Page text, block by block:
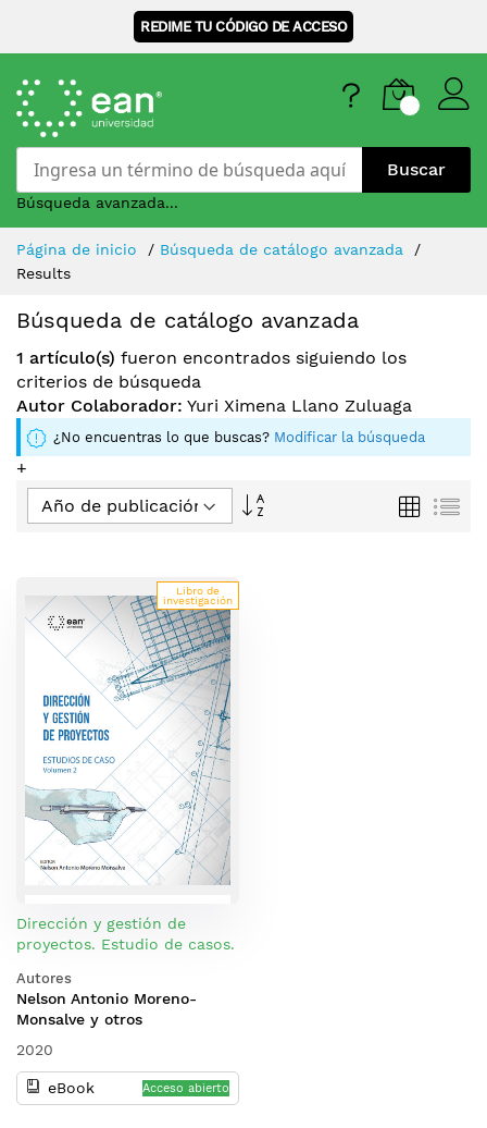
REDIME TU CÓDIGO DE ACCESO
Buscar
Búsqueda avanzada...
Skip
Content
Página de inicio
Búsqueda de catálogo avanzada
Results
Búsqueda de catálogo avanzada
1 artículo(s) fueron encontrados siguiendo los
criterios de búsqueda
Autor Colaborador: Yuri Ximena Llano Zuluaga
¿No encuentras lo que buscas? Modificar la búsqueda
+
Fijar
Parrilla
Libro de
investigación
Dirección y gestión de
proyectos. Estudio de casos.
Autores
Nelson Antonio Moreno-
Monsalve y otros
2020
eBook Acceso abierto